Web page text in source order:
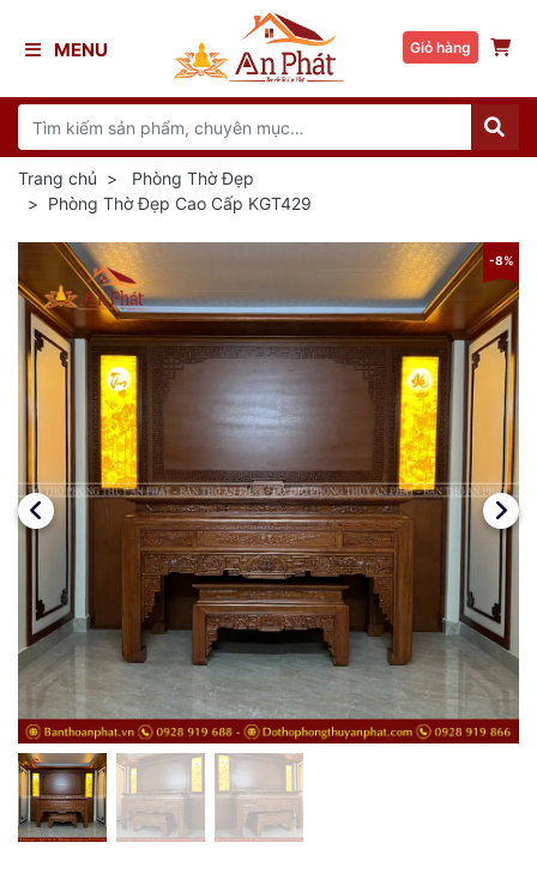
MENU Giỏ hàng
Trang chủ
Phòng Thờ Đẹp
Phòng Thờ Đẹp Cao Cấp KGT429
-8%